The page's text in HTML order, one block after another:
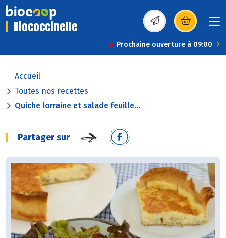
Biococcinelle (s’ouvre dans une
Prochaine ouverture à 09:00
Accueil
Toutes nos recettes
Quiche lorraine et salade feuille...
Partager sur